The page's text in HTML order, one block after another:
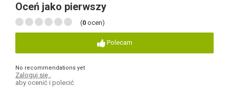
Oceń jako pierwszy
(0 ocen)
Polecam
No recommendations yet
Zaloguj się
aby ocenić i polecić